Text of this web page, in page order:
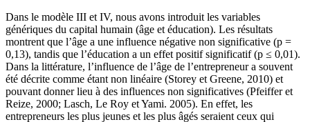
Dans le modèle III et IV, nous avons introduit les variables
génériques du capital humain (âge et éducation). Les résultats
montrent que l’âge a une influence négative non significative (p =
0,13), tandis que l’éducation a un effet positif significatif (p ≤ 0,01).
Dans la littérature, l’influence de l’âge de l’entrepreneur a souvent
été décrite comme étant non linéaire (Storey et Greene, 2010) et
pouvant donner lieu à des influences non significatives (Pfeiffer et
Reize, 2000; Lasch, Le Roy et Yami. 2005). En effet, les
entrepreneurs les plus jeunes et les plus âgés seraient ceux qui